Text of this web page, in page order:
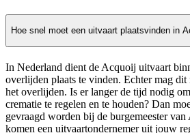
Hoe snel moet een uitvaart plaatsvinden in
In Nederland dient de Acquoij uitvaart
overlijden plaats te vinden. Echter mag dit
het overlijden. Is er langer de tijd nodig
crematie te regelen en te houden? Dan
gevraagd worden bij de burgemeester
komen een uitvaartondernemer uit jouw